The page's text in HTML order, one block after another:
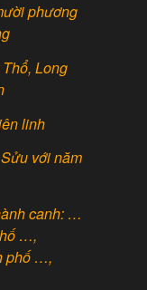
phương
Long
linh
với năm
canh: …
…,
phố …,